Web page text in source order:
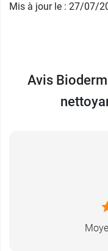
Avec leur texture
Ces lingettes
soin contour des
cernes le soir
est un
au service de la
aux agressions
leur
Mis à jour le : 27/07/
Avis